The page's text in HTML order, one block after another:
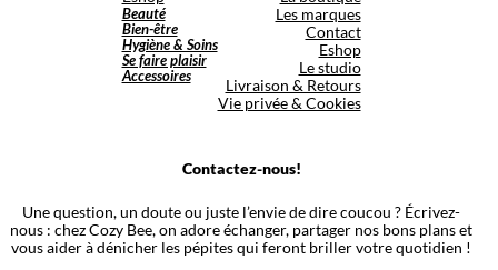
Beauté
Bien-être
Hygiène & Soins
Se faire plaisir
Accessoires
Les marques
Contact
Eshop
Le studio
Livraison & Retours
Vie privée & Cookies
Contactez-nous!
Une question, un doute ou juste l’envie de dire coucou ? Écrivez-
nous : chez Cozy Bee, on adore échanger, partager nos bons plans et
vous aider à dénicher les pépites qui feront briller votre quotidien !